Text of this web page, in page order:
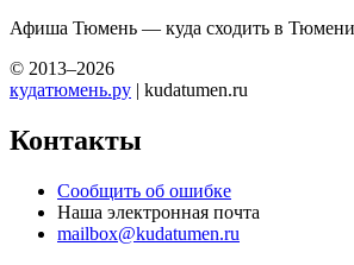
Афиша Тюмень — куда сходить в Тюмени
© 2013–2026
кудатюмень.ру | kudatumen.ru
Контакты
Сообщить об ошибке
Наша электронная почта
mailbox@kudatumen.ru